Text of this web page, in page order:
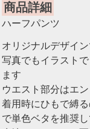
商品詳細
ハーフパンツ
オリジナルデザイ
写真でもイラスト
ます
ウエスト部分はエ
着用時にひもで縛
で単色ベタを推奨